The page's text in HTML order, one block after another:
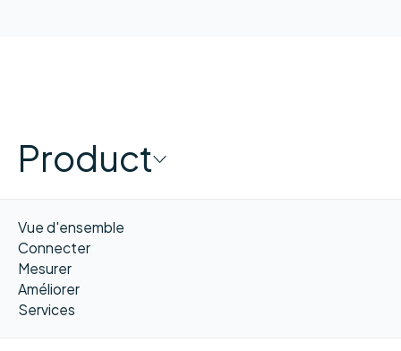
Product
Vue d'ensemble
Connecter
Mesurer
Améliorer
Services